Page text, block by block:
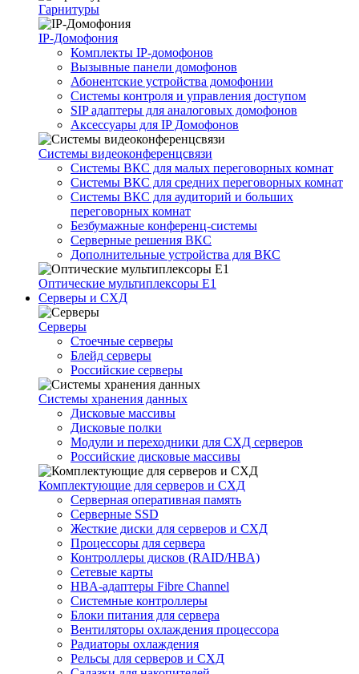
Гарнитуры
IP-Домофония
Комплекты IP-домофонов
Вызывные панели домофонов
Абонентские устройства домофонии
Системы контроля и управления доступом
SIP адаптеры для аналоговых домофонов
Аксессуары для IP Домофонов
Системы видеоконференцсвязи
Системы ВКС для малых переговорных комнат
Системы ВКС для средних переговорных комнат
Системы ВКС для аудиторий и больших
переговорных комнат
Безбумажные конференц-системы
Серверные решения ВКС
Дополнительные устройства для ВКС
Оптические мультиплексоры Е1
Серверы и СХД
Серверы
Стоечные серверы
Блейд серверы
Российские серверы
Системы хранения данных
Дисковые массивы
Дисковые полки
Модули и переходники для СХД серверов
Российские дисковые массивы
Комплектующие для серверов и СХД
Серверная оперативная память
Серверные SSD
Жесткие диски для серверов и СХД
Процессоры для сервера
Контроллеры дисков (RAID/HBA)
Сетевые карты
HBA-адаптеры Fibre Channel
Системные контроллеры
Блоки питания для сервера
Вентиляторы охлаждения процессора
Радиаторы охлаждения
Рельсы для серверов и СХД